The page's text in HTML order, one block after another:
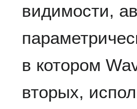
видимости,
в котором
вторых,